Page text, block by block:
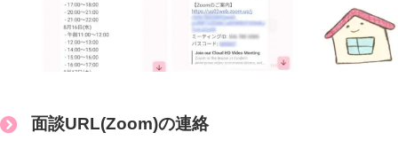
面談URL(Zoom)の連絡